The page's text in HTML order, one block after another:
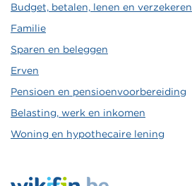
Budget, betalen, lenen en verzekeren
Familie
Sparen en beleggen
Erven
Pensioen en pensioenvoorbereiding
Belasting, werk en inkomen
Woning en hypothecaire lening